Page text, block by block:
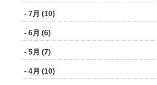
- 7月 (10)
- 6月 (6)
- 5月 (7)
- 4月 (10)